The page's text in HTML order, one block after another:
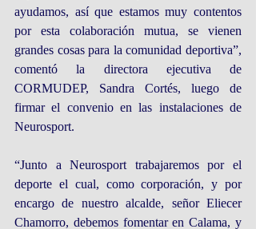
ayudamos, así que estamos muy contentos
por esta colaboración mutua, se vienen
grandes cosas para la comunidad deportiva”,
comentó la directora ejecutiva de
CORMUDEP, Sandra Cortés, luego de
firmar el convenio en las instalaciones de
Neurosport.
“Junto a Neurosport trabajaremos por el
deporte el cual, como corporación, y por
encargo de nuestro alcalde, señor Eliecer
Chamorro, debemos fomentar en Calama, y